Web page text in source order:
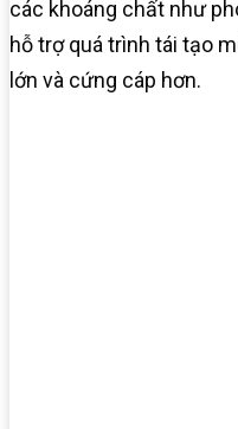
các khoáng chất như
hỗ trợ quá trình tái tạo
lớn và cứng cáp hơn.